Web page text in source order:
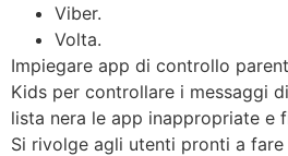
Viber.
Volta.
Impiegare app di controllo
Kids per controllare i messaggi
lista nera le app inappropriate e
Si rivolge agli utenti pronti a